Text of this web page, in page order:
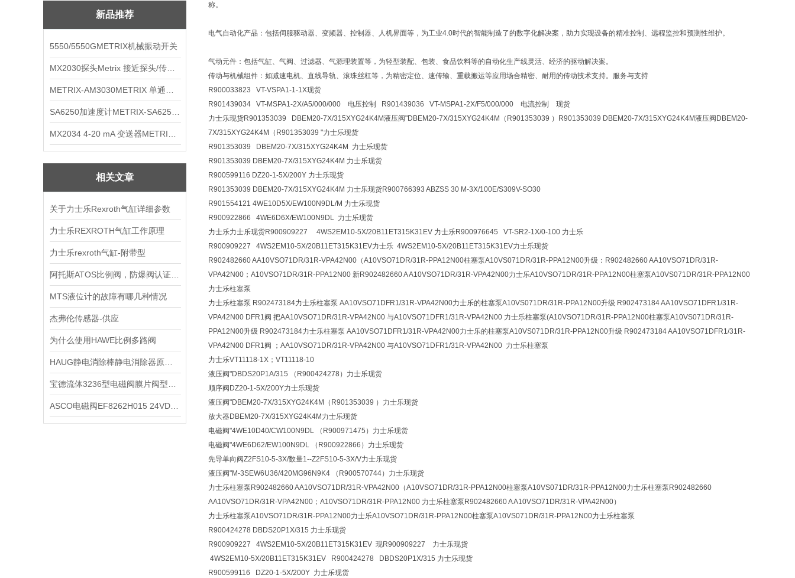
新品推荐
5550/5550GMETRIX机械振动开关
相关文章
关于力士乐Rexroth气缸详细参数
力士乐REXROTH气缸工作原理
力士乐rexroth气缸-附带型
MTS液位计的故障有哪几种情况
杰弗伦传感器-供应
为什么使用HAWE比例多路阀
称。
电气自动化产品：包括伺服驱动器、变频器、控制器、人机界面等，为工业4.0时代的智能制造了的数字化解决案，助力实现设备的精准控制、远程监控和预测性维护。
气动元件：包括气缸、气阀、过滤器、气源理装置等，为轻型装配、包装、食品饮料等的自动化生产线灵活、经济的驱动解决案。
传动与机械组件：如减速电机、直线导轨、滚珠丝杠等，为精密定位、速传输、重载搬运等应用场合精密、耐用的传动技术支持。服务与支持
R900033823 VT-VSPA1-1-1X现货
R901439034 VT-MSPA1-2X/A5/000/000 电压控制 R901439036 VT-MSPA1-2X/F5/000/000 电流控制 现货
力士乐现货R901353039 DBEM20-7X/315XYG24K4M液压阀"DBEM20-7X/315XYG24K4M（R901353039 ）R901353039 DBEM20-7X/315XYG24K4M液压阀DBEM20-
7X/315XYG24K4M（R901353039 "力士乐现货
R901353039 DBEM20-7X/315XYG24K4M 力士乐现货
R901353039 DBEM20-7X/315XYG24K4M 力士乐现货
R900599116 DZ20-1-5X/200Y 力士乐现货
R901353039 DBEM20-7X/315XYG24K4M 力士乐现货R900766393 ABZSS 30 M-3X/100E/S309V-SO30
R901554121 4WE10D5X/EW100N9DL/M 力士乐现货
R900922866 4WE6D6X/EW100N9DL 力士乐现货
力士乐力士乐现货R900909227 4WS2EM10-5X/20B11ET315K31EV 力士乐R900976645 VT-SR2-1X/0-100 力士乐
R900909227 4WS2EM10-5X/20B11ET315K31EV力士乐 4WS2EM10-5X/20B11ET315K31EV力士乐现货
R902482660 AA10VSO71DR/31R-VPA42N00（A10VSO71DR/31R-PPA12N00柱塞泵A10VS071DR/31R-PPA12N00升级：R902482660 AA10VSO71DR/31R-
VPA42N00；A10VSO71DR/31R-PPA12N00 新R902482660 A A10VSO71DR/31R-VPA42N00力士乐A10VSO71DR/31R-PPA12N00柱塞泵A10VS071DR/31R-PPA12N00
力士乐柱塞泵
力士乐柱塞泵 R902473184力士乐柱塞泵 AA10VSO71DFR1/31R-VPA42N00力士乐的柱塞泵A10VS071DR/31R-PPA12N00升级 R902473184 AA10VSO71DFR1/31R-
VPA42N00 DFR1阀 把AA10VSO71DR/31R-VPA42N00 与A10VSO71DFR1/31R-VPA42N00 力士乐柱塞泵(A10VSO71DR/31R-PPA12N00柱塞泵A10VS071DR/31R-
PPA12N00升级 R902473184力士乐柱塞泵 AA10VSO71DFR1/31R-VPA42N00力士乐的柱塞泵A10VS071DR/31R-PPA12N00升级 R902473184 AA10VSO71DFR1/31R-
VPA42N00 DFR1阀 ；AA10VSO71DR/31R-VPA42N00 与A10VSO71DFR1/31R-VPA42N00 力士乐柱塞泵
力士乐VT11118-1X；VT11118-10
液压阀"DBDS20P1A/315 （R900424278）力士乐现货
顺序阀 DZ20-1-5X/200Y力士乐现货
液压阀"DBEM20-7X/315XYG24K4M（R901353039 ）力士乐现货
放大器DBEM20-7X/315XYG24K4M力士乐现货
电磁阀"4WE10D40/CW100N9DL （R900971475）力士乐现货
电磁阀"4WE6D62/EW100N9DL （R900922866）力士乐现货
先导单向阀Z2FS10-5-3X/数量1--Z2FS10-5-3X/V力士乐现货
液压阀"M-3SEW6U36/420MG96N9K4 （R900570744）力士乐现货
力士乐柱塞泵R902482660 AA10VSO71DR/31R-VPA42N00（A10VSO71DR/31R-PPA12N00柱塞泵A10VS071DR/31R-PPA12N00力士乐柱塞泵R902482660
AA10VSO71DR/31R-VPA42N00；A10VSO71DR/31R-PPA12N00 力士乐柱塞泵R902482660 A A10VSO71DR/31R-VPA42N00）
力士乐柱塞泵A10VSO71DR/31R-PPA12N00力士乐A10VSO71DR/31R-PPA12N00柱塞泵A10VS071DR/31R-PPA12N00力士乐柱塞泵
R900424278 DBDS20P1X/315 力士乐现货
R900909227 4WS2EM10-5X/20B11ET315K31EV 现R900909227 力士乐现货
4WS2EM10-5X/20B11ET315K31EV R900424278 DBDS20P1X/315 力士乐现货
R900599116 DZ20-1-5X/200Y 力士乐现货